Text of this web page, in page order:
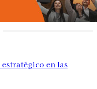
en las